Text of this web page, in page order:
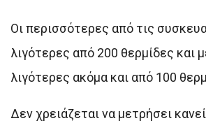
Οι περισσότερες από τις
λιγότερες από 200 θερμίδες και
λιγότερες ακόμα και από 100
Δεν χρειάζεται να μετρήσει